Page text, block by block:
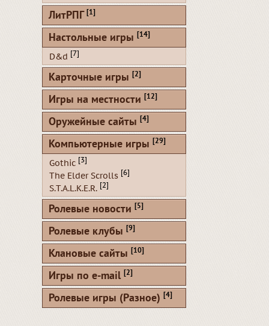
ЛитРПГ [1]
Настольные игры [14]
D&d [7]
Карточные игры [2]
Игры на местности [12]
Оружейные сайты [4]
Компьютерные игры [29]
Gothic [3]
The Elder Scrolls [6]
S.T.A.L.K.E.R. [2]
Ролевые новости [5]
Ролевые клубы [9]
Клановые сайты [10]
Игры по e-mail [2]
Ролевые игры (Разное) [4]